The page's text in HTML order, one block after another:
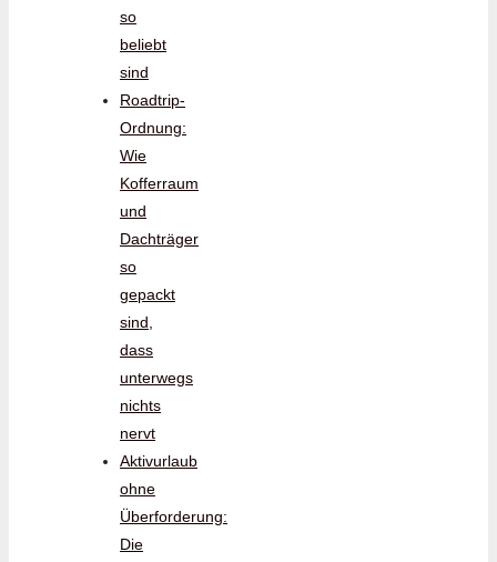
so
beliebt
sind
Roadtrip-
Ordnung:
Wie
Kofferraum
und
Dachträger
so
gepackt
sind,
dass
unterwegs
nichts
nervt
Aktivurlaub
ohne
Überforderung:
Die